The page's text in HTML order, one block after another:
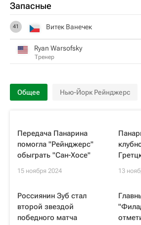
Запасные
41 Витек Ванечек
Ryan Warsofsky
Тренер
Общее Нью-Йорк Рейнджерс
Передача Панарина
помогла "Рейнджерс"
обыграть "Сан-Хосе"
15 ноября 2024 13
Россиянин Зуб стал
второй звездой
победного матча